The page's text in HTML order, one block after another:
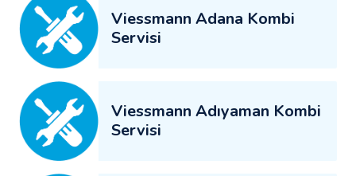
Viessmann Adana Kombi
Servisi
Viessmann Adıyaman Kombi
Servisi